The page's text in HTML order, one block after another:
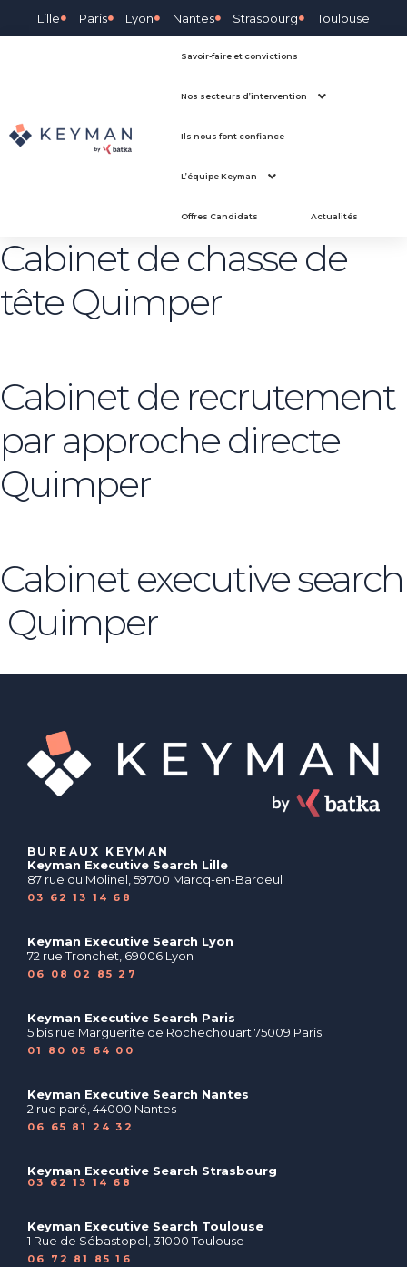
Lille Paris Lyon Nantes Strasbourg Toulouse
Savoir-faire et convictions
Nos secteurs d’intervention
Ils nous font confiance
L’équipe Keyman
Offres Candidats Actualités
Cabinet de chasse de
tête Quimper
Cabinet de recrutement
par approche directe
Quimper
Cabinet executive search
Quimper
BUREAUX KEYMAN
Keyman Executive Search Lille
87 rue du Molinel, 59700 Marcq-en-Baroeul
03 62 13 14 68
Keyman Executive Search Lyon
72 rue Tronchet, 69006 Lyon
06 08 02 85 27
Keyman Executive Search Paris
5 bis rue Marguerite de Rochechouart 75009 Paris
01 80 05 64 00
Keyman Executive Search Nantes
2 rue paré, 44000 Nantes
06 65 81 24 32
Keyman Executive Search Strasbourg
03 62 13 14 68
Keyman Executive Search Toulouse
1 Rue de Sébastopol, 31000 Toulouse
06 72 81 85 16